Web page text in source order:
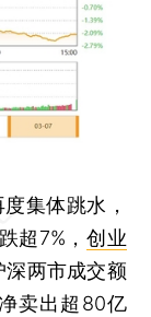
集体跳水，
跌超7%，创业
两市成交额
卖出超80亿